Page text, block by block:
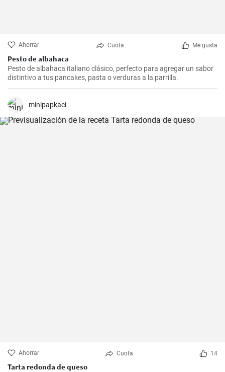
Ahorrar Cuota Me gusta
Pesto de albahaca
Pesto de albahaca italiano clásico, perfecto para agregar un sabor
distintivo a tus pancakes, pasta o verduras a la parrilla.
minipapkaci
Ahorrar Cuota 14
Tarta redonda de queso